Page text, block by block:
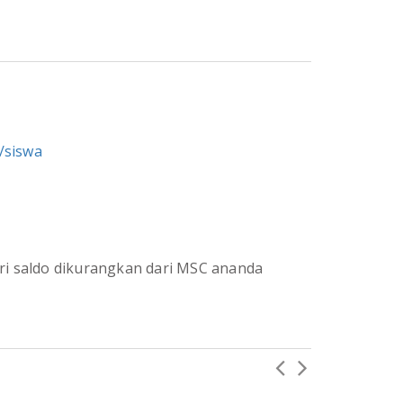
saldo dikurangkan dari MSC ananda